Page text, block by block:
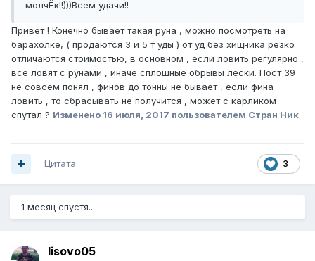
молчЁк!!)))Всем удачи!!
Привет ! Конечно бывает такая руна , можно посмотреть на
барахолке, ( продаются 3 и 5 т уды ) от уд без хищника резко
отличаются стоимостью, в основном , если ловить регулярно ,
все ловят с рунами , иначе сплошные обрывы лески. Пост 39
не совсем понял , финов до тонны не бывает , если фина
ловить , то сбрасывать не получится , может с карликом
спутал ? Изменено 16 июля, 2017 пользователем Стран Ник
3
Цитата
1 месяц спустя...
lisovo05